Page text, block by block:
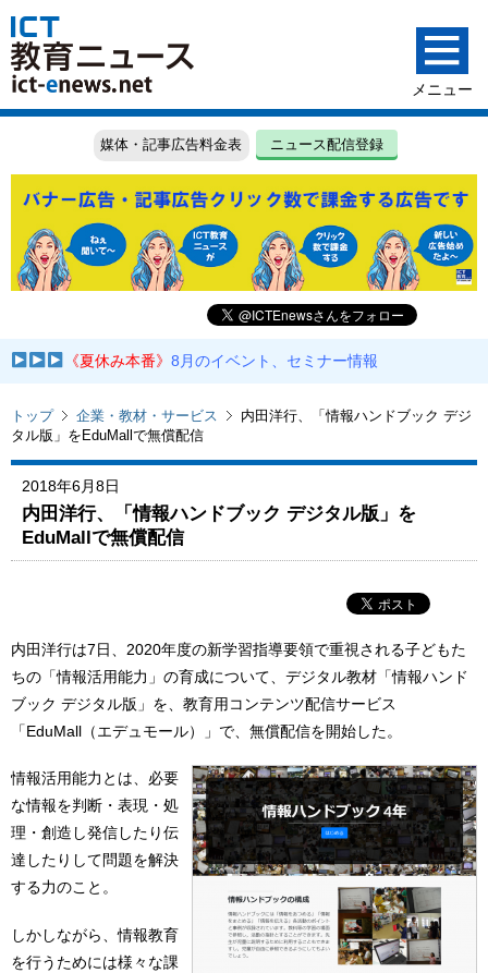
媒体・記事広告料金表 ニュース配信登録
《夏休み本番》8月のイベント、セミナー情報
トップ 企業・教材・サービス
内田洋行、「情報ハンドブック デジ
タル版」をEduMallで無償配信
2018年6月8日
内田洋行、「情報ハンドブック デジタル版」を
EduMallで無償配信
内田洋行は7日、2020年度の新学習指導要領で重視される子どもた
ちの「情報活用能力」の育成について、デジタル教材「情報ハンド
ブック デジタル版」を、教育用コンテンツ配信サービス
「EduMall（エデュモール）」で、無償配信を開始した。
情報活用能力とは、必要
な情報を判断・表現・処
理・創造し発信したり伝
達したりして問題を解決
する力のこと。
しかしながら、情報教育
を行うためには様々な課